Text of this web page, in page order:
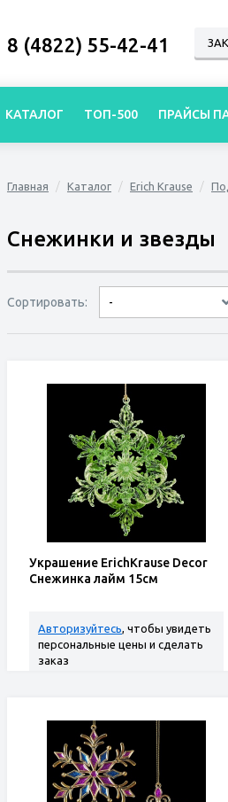
Главная Каталог Erich Krause
Снежинки и звезды
Сортировать: -
по дате
по популярности
сначала дешёвые
сначала дорогие
Украшение ErichKrause Decor
Снежинка лайм 15см
Авторизуйтесь, чтобы увидеть
персональные цены и сделать
заказ
8 (4822) 55-42-41
КАТАЛОГ ТОП-500 ПРАЙСЫ